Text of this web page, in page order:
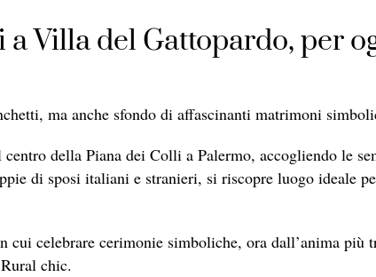
Villa del Gattopardo, per
ma anche sfondo di affascinanti matrimoni
della Piana dei Colli a Palermo, accogliendo le
di sposi italiani e stranieri, si riscopre luogo ideale
cui celebrare cerimonie simboliche, ora dall’anima più
chic.